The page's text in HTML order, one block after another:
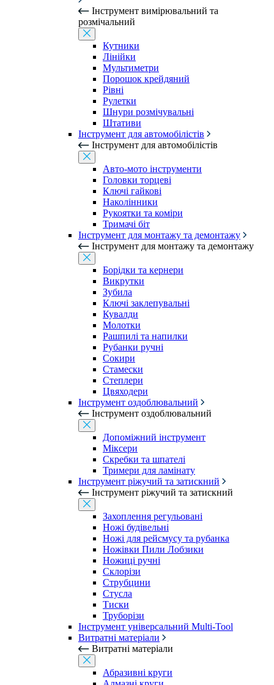
Інструмент вимірювальний та
розмічальний
Кутники
Лінійки
Мультиметри
Порошок крейдяний
Рівні
Рулетки
Шнури розмічувальні
Штативи
Інструмент для автомобілістів
Інструмент для автомобілістів
Авто-мото інструменти
Головки торцеві
Ключі гайкові
Наколінники
Рукоятки та коміри
Тримачі біт
Інструмент для монтажу та демонтажу
Інструмент для монтажу та демонтажу
Борідки та кернери
Викрутки
Зубила
Ключі заклепувальні
Кувалди
Молотки
Рашпилі та напилки
Рубанки ручні
Сокири
Стамески
Степлери
Цвяходери
Інструмент оздоблювальний
Інструмент оздоблювальний
Допоміжний інструмент
Міксери
Скребки та шпателі
Тримери для ламінату
Інструмент ріжучий та затискний
Інструмент ріжучий та затискний
Захоплення регульовані
Ножі будівельні
Ножі для рейсмусу та рубанка
Ножівки Пили Лобзики
Ножиці ручні
Склорізи
Струбцини
Стусла
Тиски
Труборізи
Інструмент універсальний Multi-Tool
Витратні матеріали
Витратні матеріали
Абразивні круги